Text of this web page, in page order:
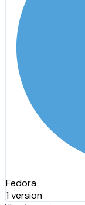
Fedora
1 version